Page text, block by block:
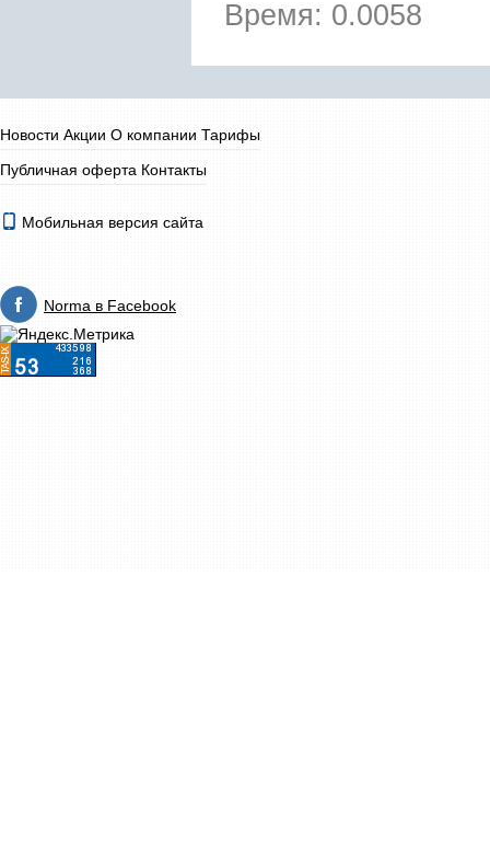
Время: 0.0058
Новости Акции О компании Тарифы
Публичная оферта Контакты
Мобильная версия сайта
Norma в Facebook